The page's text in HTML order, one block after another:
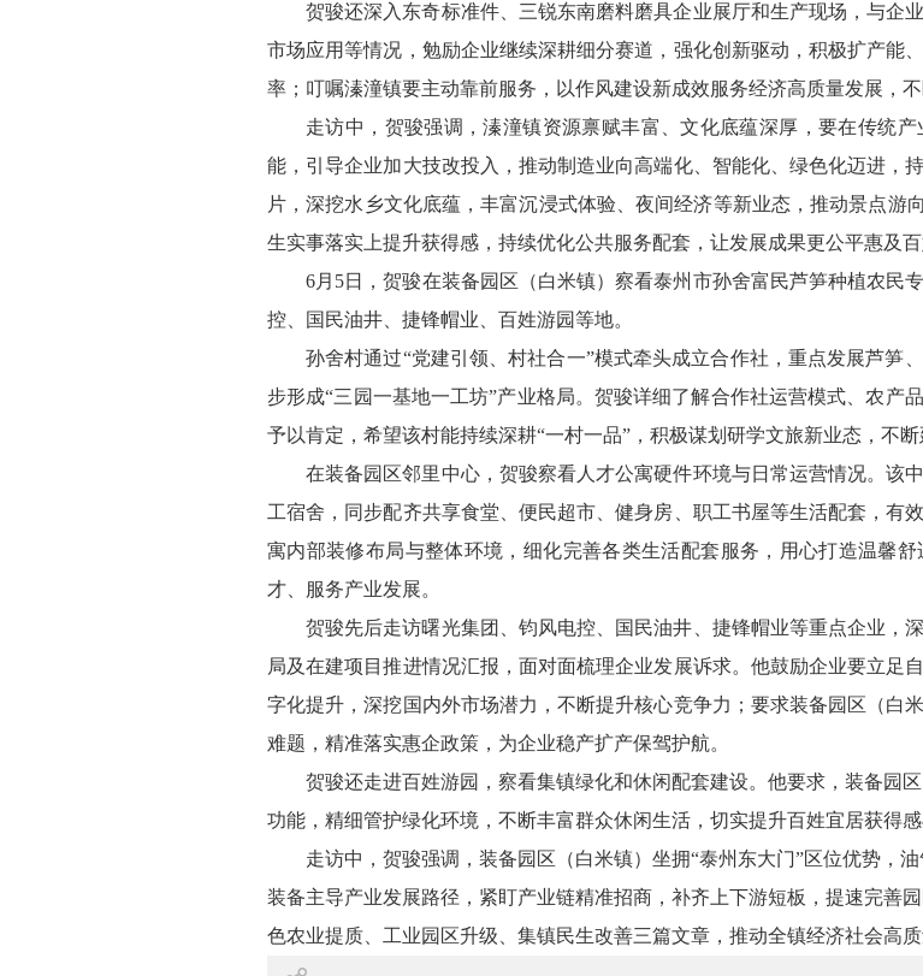
贺骏还深入东奇标准件、三锐东南磨料磨具企业展厅和生产现场，与企
市场应用等情况，勉励企业继续深耕细分赛道，强化创新驱动，积极扩产能
率；叮嘱溱潼镇要主动靠前服务，以作风建设新成效服务经济高质量发展，
走访中，贺骏强调，溱潼镇资源禀赋丰富、文化底蕴深厚，要在传统
能，引导企业加大技改投入，推动制造业向高端化、智能化、绿色化迈进，
片，深挖水乡文化底蕴，丰富沉浸式体验、夜间经济等新业态，推动景点游
生实事落实上提升获得感，持续优化公共服务配套，让发展成果更公平惠及
6月5日，贺骏在装备园区（白米镇）察看泰州市孙舍富民芦笋种植农民
控、国民油井、捷锋帽业、百姓游园等地。
孙舍村通过“党建引领、村社合一”模式牵头成立合作社，重点发展芦笋
步形成“三园一基地一工坊”产业格局。贺骏详细了解合作社运营模式、农产
予以肯定，希望该村能持续深耕“一村一品”，积极谋划研学文旅新业态，不
在装备园区邻里中心，贺骏察看人才公寓硬件环境与日常运营情况。该
工宿舍，同步配齐共享食堂、便民超市、健身房、职工书屋等生活配套，有
寓内部装修布局与整体环境，细化完善各类生活配套服务，用心打造温馨
才、服务产业发展。
贺骏先后走访曙光集团、钧风电控、国民油井、捷锋帽业等重点企业，
局及在建项目推进情况汇报，面对面梳理企业发展诉求。他鼓励企业要立足
字化提升，深挖国内外市场潜力，不断提升核心竞争力；要求装备园区（白
难题，精准落实惠企政策，为企业稳产扩产保驾护航。
贺骏还走进百姓游园，察看集镇绿化和休闲配套建设。他要求，装备园
功能，精细管护绿化环境，不断丰富群众休闲生活，切实提升百姓宜居获得感
走访中，贺骏强调，装备园区（白米镇）坐拥“泰州东大门”区位优势，
装备主导产业发展路径，紧盯产业链精准招商，补齐上下游短板，提速完善
色农业提质、工业园区升级、集镇民生改善三篇文章，推动全镇经济社会高质